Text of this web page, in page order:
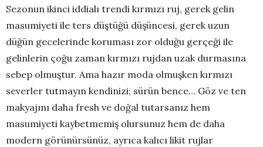
Sezonun ikinci iddialı trendi kırmızı ruj, gerek gelin
masumiyeti ile ters düştüğü düşüncesi, gerek uzun
düğün gecelerinde koruması zor olduğu gerçeği ile
gelinlerin çoğu zaman kırmızı rujdan uzak durmasına
sebep olmuştur. Ama hazır moda olmuşken kırmızı
severler tutmayın kendinizi; sürün bence… Göz ve ten
makyajını daha fresh ve doğal tutarsanız hem
masumiyeti kaybetmemiş olursunuz hem de daha
modern görünürsünüz, ayrıca kalıcı likit rujlar